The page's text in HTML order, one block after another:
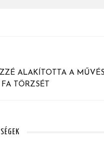
ALAKÍTOTTA A
TÖRZSÉT